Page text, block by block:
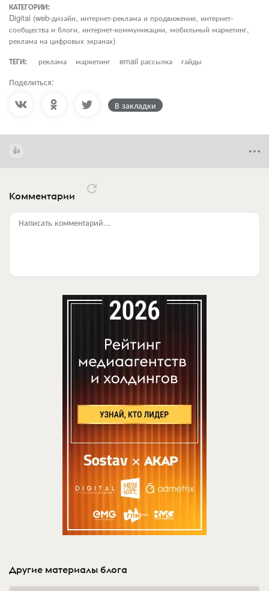
КАТЕГОРИИ:
Digital (web-дизайн, интернет-реклама и продвижение, интернет-
сообщества и блоги, интернет-коммуникации, мобильный маркетинг,
реклама на цифровых экранах)
ТЕГИ:
реклама маркетинг email рассылка гайды
Поделиться:
В закладки
Комментарии
Написать комментарий...
Другие материалы блога